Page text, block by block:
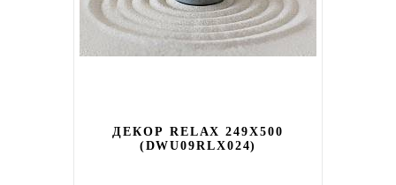
ДЕКОР RELAX 249X500
(DWU09RLX024)